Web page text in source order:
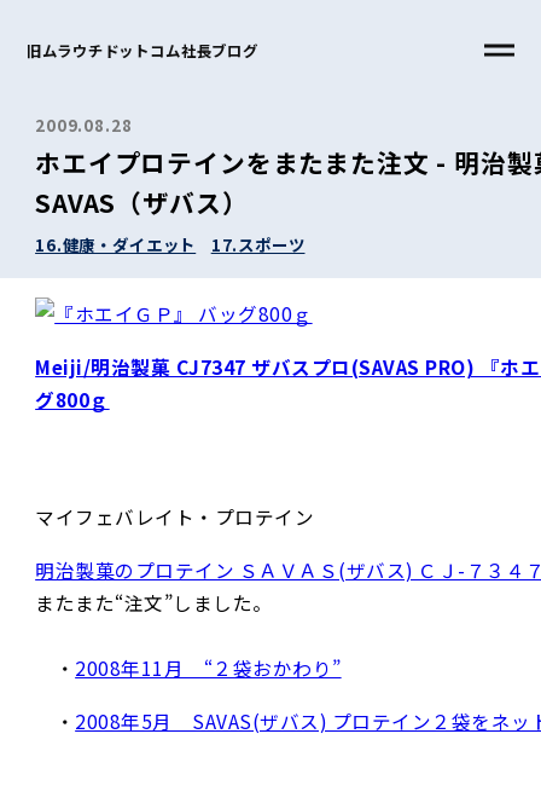
旧ムラウチドットコム社長ブログ
2009.08.28
ホエイプロテインをまたまた注文 - 明治製
SAVAS（ザバス）
16.健康・ダイエット 17.スポーツ
Meiji/明治製菓 CJ7347 ザバスプロ(SAVAS PRO) 『ホ
グ800ｇ
マイフェバレイト・プロテイン
明治製菓のプロテイン ＳＡＶＡＳ(ザバス) ＣＪ-７３４
またまた“注文”しました。
・ 2008年11月 “２袋おかわり”
・ 2008年5月 SAVAS(ザバス) プロテイン２袋をネッ